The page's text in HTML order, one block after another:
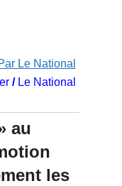
Le National
/Le National
au
les